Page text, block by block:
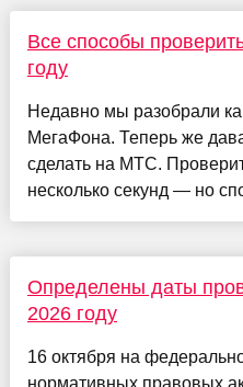
Все способы
году
Недавно мы разобрали
МегаФона. Теперь же
сделать на МТС.
несколько секунд — но
Определены даты
2026 году
16 октября на